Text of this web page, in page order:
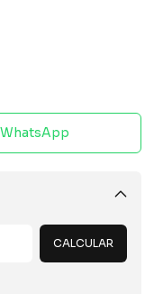
Alterar CEP
CALCULAR